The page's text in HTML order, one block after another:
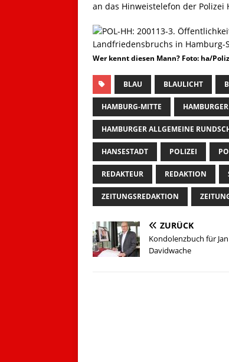
an das Hinweistelefon der
Wer kennt diesen Mann? Foto: ha/
BLAU BLAULICHT
HAMBURG-MITTE HAMBURGER
HAMBURGER ALLGEMEINE
HANSESTADT POLIZEI
REDAKTEUR REDAKTION
ZEITUNGSREDAKTION
ZURÜCK
Kondolenzbuch für
Davidwache